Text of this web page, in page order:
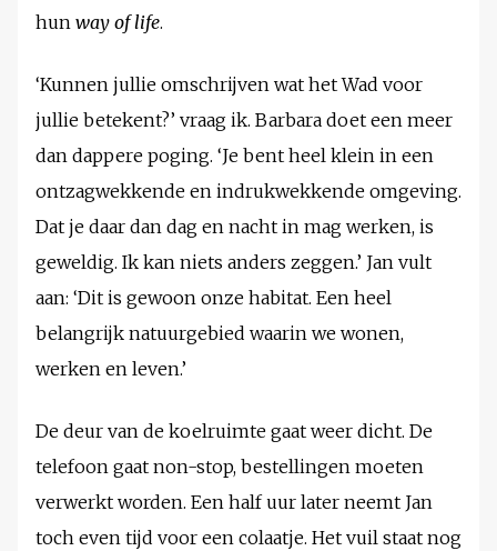
hun way of life.
‘Kunnen jullie omschrijven wat het Wad voor
jullie betekent?’ vraag ik. Barbara doet een meer
dan dappere poging. ‘Je bent heel klein in een
ontzagwekkende en indrukwekkende omgeving.
Dat je daar dan dag en nacht in mag werken, is
geweldig. Ik kan niets anders zeggen.’ Jan vult
aan: ‘Dit is gewoon onze habitat. Een heel
belangrijk natuurgebied waarin we wonen,
werken en leven.’
De deur van de koelruimte gaat weer dicht. De
telefoon gaat non-stop, bestellingen moeten
verwerkt worden. Een half uur later neemt Jan
toch even tijd voor een colaatje. Het vuil staat nog